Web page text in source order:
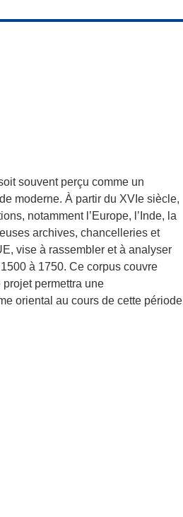
souvent perçu comme un
moderne. À partir du XVIe siècle,
notamment l’Europe, l’Inde, la
archives, chancelleries et
vise à rassembler et à analyser
à 1750. Ce corpus couvre
permettra une
oriental au cours de cette période